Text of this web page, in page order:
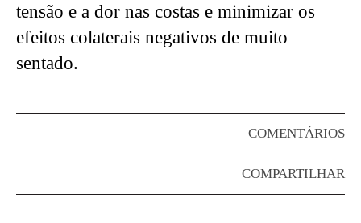
tensão e a dor nas costas e minimizar os
efeitos colaterais negativos de muito
sentado.
COMENTÁRIOS
COMPARTILHAR